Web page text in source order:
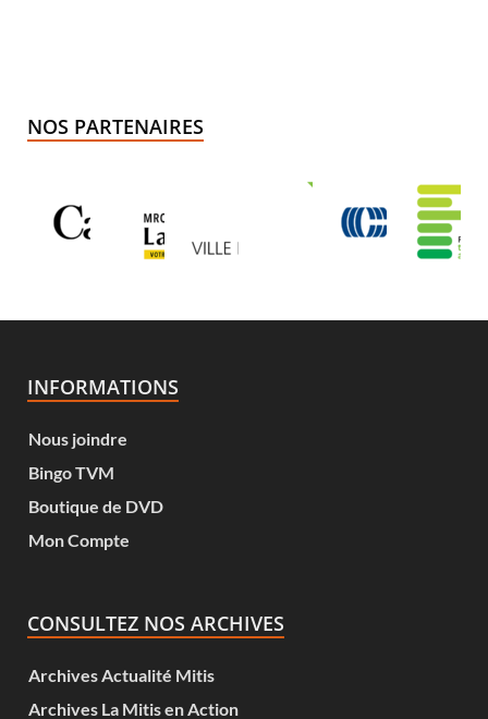
NOS PARTENAIRES
INFORMATIONS
Nous joindre
Bingo TVM
Boutique de DVD
Mon Compte
CONSULTEZ NOS ARCHIVES
Archives Actualité Mitis
Archives La Mitis en Action